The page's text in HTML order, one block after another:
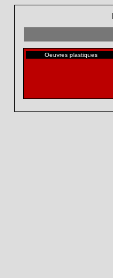
Oeuvres plastiques